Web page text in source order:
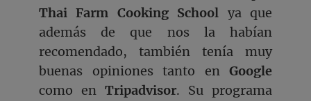
Thai Farm Cooking School ya que
además de que nos la habían
recomendado, también tenía muy
buenas opiniones tanto en Google
como en Tripadvisor. Su programa